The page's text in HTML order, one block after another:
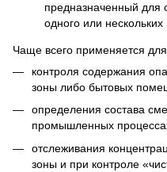
предназначенный для
одного или нескольких
Чаще всего применяется
контроля содержания
зоны либо бытовых
определения состава
промышленных
отслеживания
зоны и при контроле